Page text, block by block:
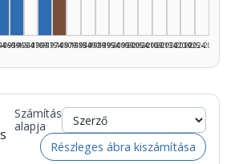
1965–1969
1970–1974
1975–1979
1980–1984
1985–1989
1990–1994
1995–1999
2000–2004
2005–2009
2010–2014
2015–2019
2020–2024
2025–2026
Számítás
alapja
Részleges ábra kiszámítása